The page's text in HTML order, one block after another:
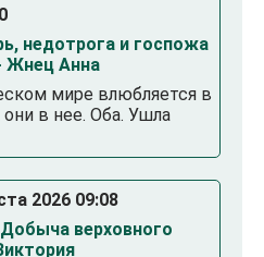
недотрога и госпожа
Жнец Анна
мире влюбляется в
в нее. Оба. Ушла
2026 09:08
верховного